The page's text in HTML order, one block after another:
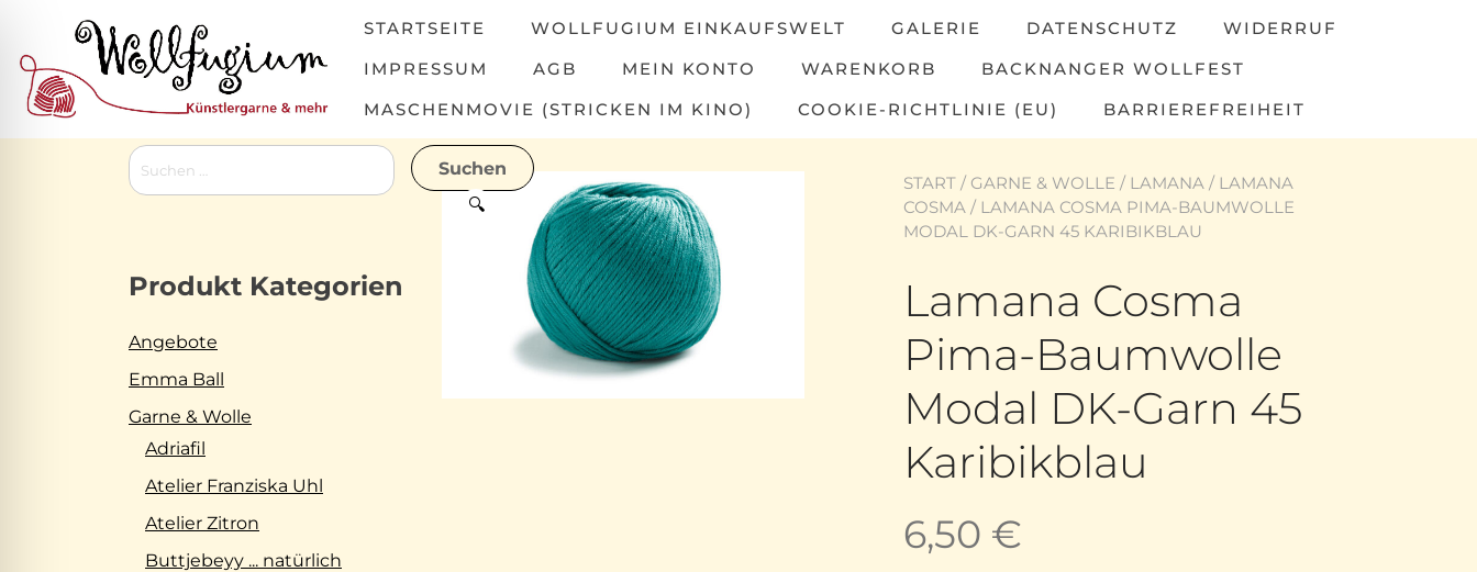
content
STARTSEITE WOLLFUGIUM EINKAUFSWELT GALERIE DATENSCHUTZ
WIDERRUF
IMPRESSUM
AGB MEIN KONTO WARENKORB
BACKNANGER WOLLFEST
MASCHENMOVIE (STRICKEN IM KINO)
COOKIE-RICHTLINIE (EU) BARRIEREFREIHEIT
🔍
START / GARNE & WOLLE / LAMANA / LAMANA
COSMA / LAMANA COSMA PIMA-BAUMWOLLE
MODAL DK-GARN 45 KARIBIKBLAU
Lamana Cosma
Pima-Baumwolle
Modal DK-Garn 45
Karibikblau
6,50 €
Suchen
nach:
Produkt Kategorien
Angebote
Emma Ball
Garne & Wolle
Adriafil
Atelier Franziska Uhl
Atelier Zitron
Buttjebeyy ... natürlich